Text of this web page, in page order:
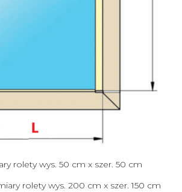
rolety wys. 50 cm x szer. 50 cm
rolety wys. 200 cm x szer. 150 cm